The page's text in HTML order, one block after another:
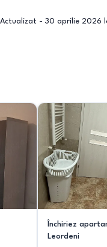
Actualizat - 30 aprilie 2026
Închiriez
Leordeni